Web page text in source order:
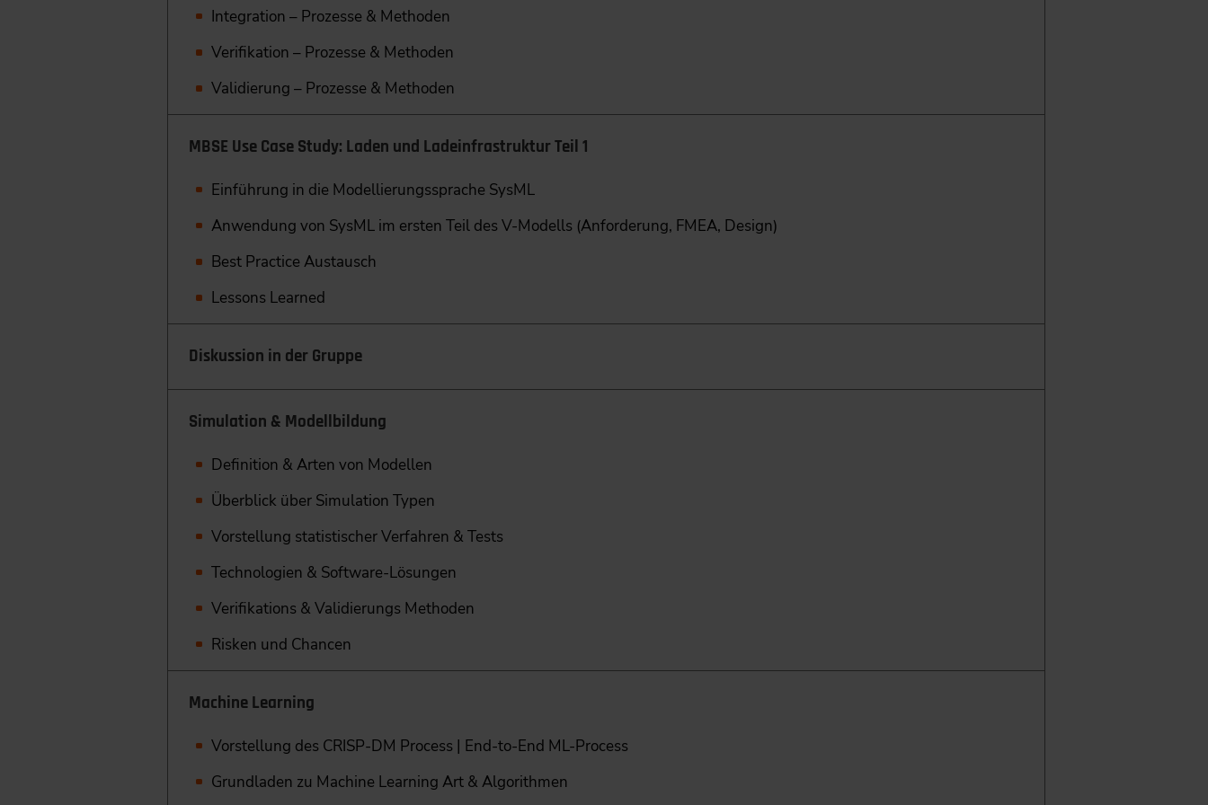
Integration – Prozesse & Methoden
Verifikation – Prozesse & Methoden
Validierung – Prozesse & Methoden
MBSE Use Case Study: Laden und Ladeinfrastruktur Teil 1
Einführung in die Modellierungssprache SysML
Anwendung von SysML im ersten Teil des V-Modells (Anforderung, FMEA, Design)
Best Practice Austausch
Lessons Learned
Diskussion in der Gruppe
Simulation & Modellbildung
Definition & Arten von Modellen
Überblick über Simulation Typen
Vorstellung statistischer Verfahren & Tests
Technologien & Software-Lösungen
Verifikations & Validierungs Methoden
Risken und Chancen
Machine Learning
Vorstellung des CRISP-DM Process | End-to-End ML-Process
Grundladen zu Machine Learning Art & Algorithmen